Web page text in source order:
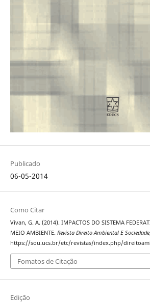
Publicado
06-05-2014
Como Citar
Vivan, G. A. (2014). IMPACTOS DO SISTEMA
MEIO AMBIENTE. Revista Direito Ambiental E Sociedade,
https://sou.ucs.br/etc/revistas/index.php/
Fomatos de Citação
Edição